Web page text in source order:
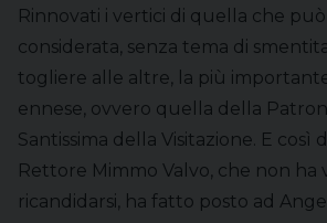
Rinnovati i vertici di quella che può
considerata, senza tema di
togliere alle altre, la più
ennese, ovvero quella della
Santissima della Visitazione. E così
Rettore Mimmo Valvo, che non ha
ricandidarsi, ha fatto posto ad